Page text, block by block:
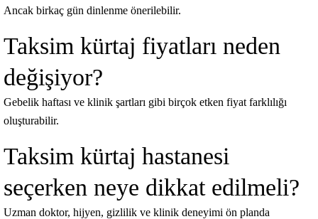
Ancak birkaç gün dinlenme önerilebilir.
Taksim kürtaj fiyatları neden
değişiyor?
Gebelik haftası ve klinik şartları gibi birçok etken fiyat farklılığı
oluşturabilir.
Taksim kürtaj hastanesi
seçerken neye dikkat edilmeli?
Uzman doktor, hijyen, gizlilik ve klinik deneyimi ön planda